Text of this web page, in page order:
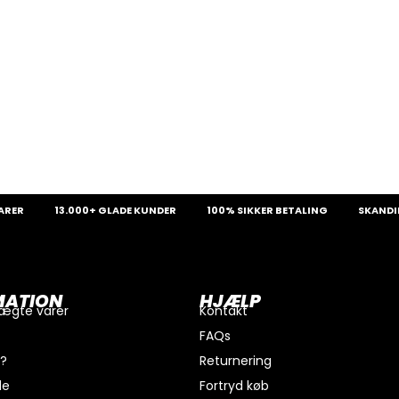
13.000+ GLADE KUNDER 100% SIKKER BETALING
ægte varer
HJÆLP
Kontakt
FAQs
Returnering
Fortryd køb